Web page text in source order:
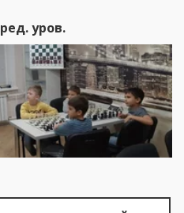
уров.